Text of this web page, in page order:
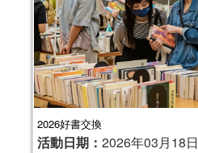
2026好書交換
活動日期： 2026年03月18日